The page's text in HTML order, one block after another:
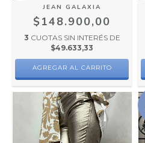
JEAN GALAXIA
$148.900,00
3 CUOTAS SIN INTERÉS DE
$49.633,33
AGREGAR AL CARRITO